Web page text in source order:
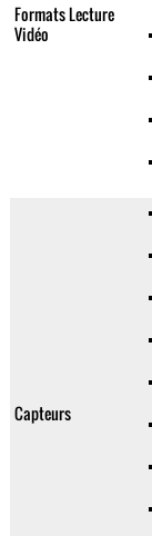
Formats Lecture
Vidéo
Capteurs